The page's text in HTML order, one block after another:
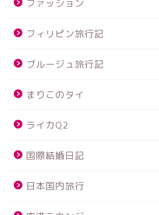
ファッション
フィリピン旅行記
ブルージュ旅行記
まりこのタイ
ライカQ2
国際結婚日記
日本国内旅行